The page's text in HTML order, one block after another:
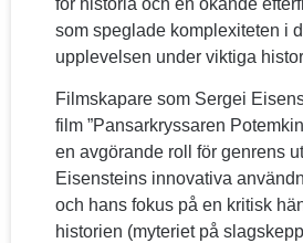
som speglade komplexiteten i
upplevelsen under viktiga
Filmskapare som Sergei
film ”Pansarkryssaren
en avgörande roll för genrens
Eisensteins innovativa
och hans fokus på en kritisk
historien (myteriet på